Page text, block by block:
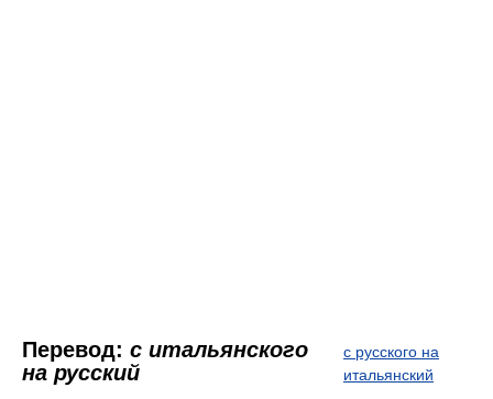
Перевод: с итальянского
на русский
с русского на
итальянский